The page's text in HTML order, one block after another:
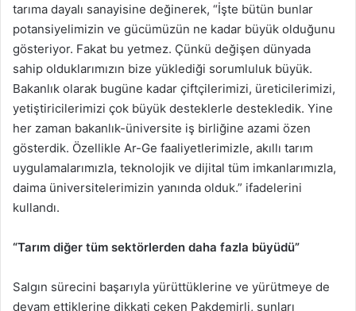
tarıma dayalı sanayisine değinerek, “İşte bütün bunlar
potansiyelimizin ve gücümüzün ne kadar büyük olduğunu
gösteriyor. Fakat bu yetmez. Çünkü değişen dünyada
sahip olduklarımızın bize yüklediği sorumluluk büyük.
Bakanlık olarak bugüne kadar çiftçilerimizi, üreticilerimizi,
yetiştiricilerimizi çok büyük desteklerle destekledik. Yine
her zaman bakanlık-üniversite iş birliğine azami özen
gösterdik. Özellikle Ar-Ge faaliyetlerimizle, akıllı tarım
uygulamalarımızla, teknolojik ve dijital tüm imkanlarımızla,
daima üniversitelerimizin yanında olduk.” ifadelerini
kullandı.
“Tarım diğer tüm sektörlerden daha fazla büyüdü”
Salgın sürecini başarıyla yürüttüklerine ve yürütmeye de
devam ettiklerine dikkati çeken Pakdemirli, şunları